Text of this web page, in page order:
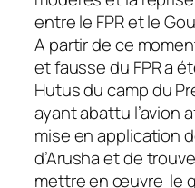
entre le FPR et le
A partir de ce
et fausse du FPR a
Hutus du camp du
ayant abattu l’avion
mise en application
d’Arusha et de
mettre en œuvre le